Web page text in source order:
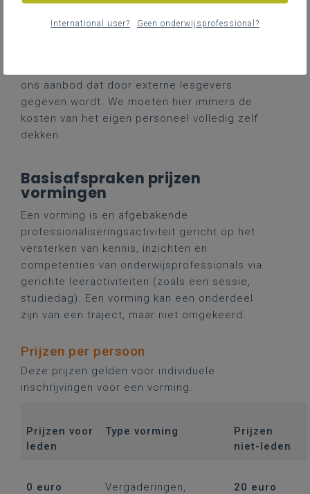
beschouwd in de prijsbepaling. Aangezien we
ons aanbod dat door externe lesgevers
gegeven wordt. We moeten hier immers de
kosten van het eigen personeel volledig zelf
dekken.
Basisafspraken prijzen
vormingen
Een vorming is en afgebakende
professionaliseringsactiviteit gericht op het
versterken van kennis, inzichten en
competenties van onderwijsprofessionals via
gerichte leeractiviteiten (zoals een sessie,
studiedag). Een vorming kan een onderdeel
zijn van een traject, maar niet omgekeerd.
Prijzen per persoon
Deze prijzen gelden voor individuele
inschrijvingen voor een vorming.
Prijzen voor
leden
Type vorming
Prijzen
niet-leden
0 euro
Vergaderingen,
20 euro
International user? Geen onderwijsprofessional?